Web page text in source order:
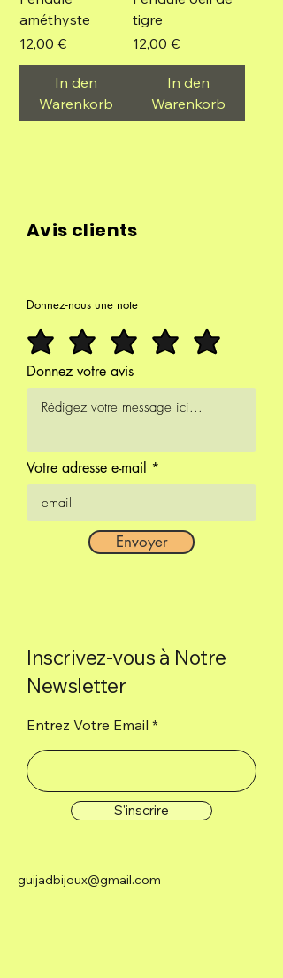
améthyste
Preis
12,00 €
In den
Warenkorb
tigre
Preis
12,00 €
In den
Warenkorb
Avis clients
Donnez-nous une note
Donnez votre avis
Votre adresse e-mail
Envoyer
Inscrivez-vous à Notre
Newsletter
Entrez Votre Email
S'inscrire
guijadbijoux@gmail.com